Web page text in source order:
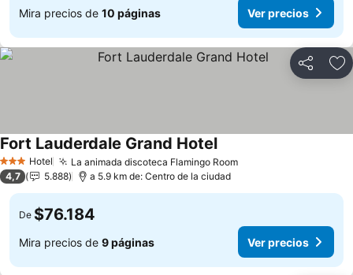
Mira precios de 10 páginas Ver precios
Compartir
3 Estrellas
Hotel La animada discoteca Flamingo Room
Fort Lauderdale Grand Hotel
4,7 5.888 a 5.9 km de: Centro de la ciudad
De $76.184
Mira precios de 9 páginas Ver precios